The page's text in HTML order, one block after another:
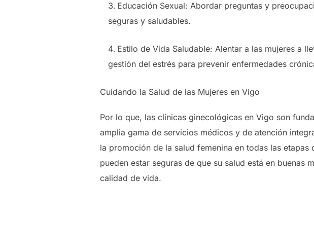
Educación Sexual: Abordar preguntas y
seguras y saludables.
Estilo de Vida Saludable: Alentar a las mujeres a
gestión del estrés para prevenir enfermedades
Cuidando la Salud de las Mujeres en Vigo
Por lo que, las clínicas ginecológicas en Vigo son
amplia gama de servicios médicos y de atención
la promoción de la salud femenina en todas las
pueden estar seguras de que su salud está en
calidad de vida.